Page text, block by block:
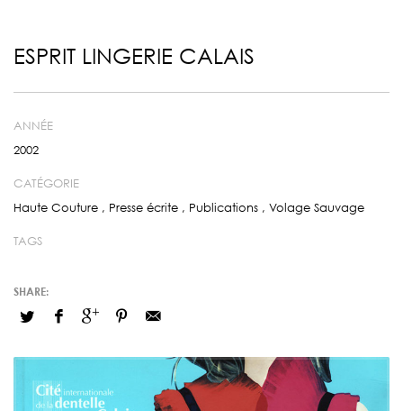
ESPRIT LINGERIE CALAIS
ANNÉE
2002
CATÉGORIE
Haute Couture , Presse écrite , Publications , Volage Sauvage
TAGS